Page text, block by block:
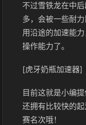
不过雪铁龙在中
多，会被一些耐
用沿途的加速能
操作能力了。
[虎牙奶瓶加速器]
目前这就是小编
还拥有比较快的
赛名次哦！